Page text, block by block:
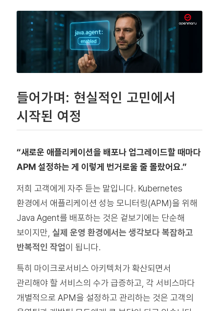
들어가며: 현실적인 고민에서
시작된 여정
“새로운 애플리케이션을 배포나 업그레이드할 때마다
APM 설정하는 게 이렇게 번거로울 줄 몰랐어요.”
저희 고객에게 자주 듣는 말입니다. Kubernetes
환경에서 애플리케이션 성능 모니터링(APM)을 위해
Java Agent를 배포하는 것은 겉보기에는 단순해
보이지만, 실제 운영 환경에서는 생각보다 복잡하고
반복적인 작업이 됩니다.
특히 마이크로서비스 아키텍처가 확산되면서
관리해야 할 서비스의 수가 급증하고, 각 서비스마다
개별적으로 APM을 설정하고 관리하는 것은 고객의